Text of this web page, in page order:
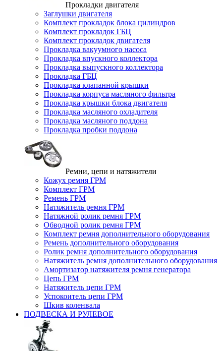
Прокладки двигателя
Заглушки двигателя
Комплект прокладок блока цилиндров
Комплект прокладок ГБЦ
Комплект прокладок двигателя
Прокладка вакуумного насоса
Прокладка впускного коллектора
Прокладка выпускного коллектора
Прокладка ГБЦ
Прокладка клапанной крышки
Прокладка корпуса масляного фильтра
Прокладка крышки блока двигателя
Прокладка масляного охладителя
Прокладка масляного поддона
Прокладка пробки поддона
Ремни, цепи и натяжители
Кожух ремня ГРМ
Комплект ГРМ
Ремень ГРМ
Натяжитель ремня ГРМ
Натяжной ролик ремня ГРМ
Обводной ролик ремня ГРМ
Комплект ремня дополнительного оборудования
Ремень дополнительного оборудования
Ролик ремня дополнительного оборудования
Натяжитель ремня дополнительного оборудования
Амортизатор натяжителя ремня генератора
Цепь ГРМ
Натяжитель цепи ГРМ
Успокоитель цепи ГРМ
Шкив коленвала
ПОДВЕСКА И РУЛЕВОЕ